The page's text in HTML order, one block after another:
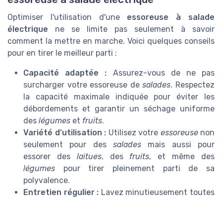
Optimiser l'utilisation d'une essoreuse à salade
électrique ne se limite pas seulement à savoir
comment la mettre en marche. Voici quelques conseils
pour en tirer le meilleur parti :
Capacité adaptée : Assurez-vous de ne pas
surcharger votre essoreuse desalades. Respectez
la capacité maximale indiquée pour éviter les
débordements et garantir un séchage uniforme
des légumes et fruits.
Variété d'utilisation : Utilisez votre essoreusenon
seulement pour des salades mais aussi pour
essorer des laitues, des fruits, et même des
légumes pour tirer pleinement parti de sa
polyvalence.
Entretien régulier : Lavez minutieusement toutes